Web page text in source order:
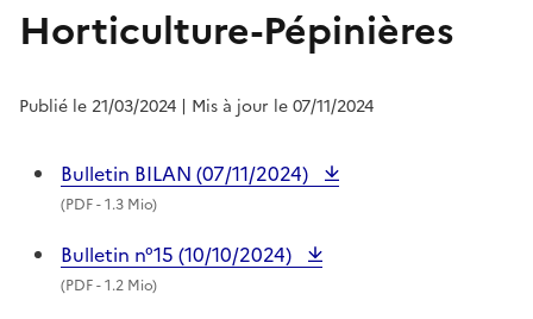
Horticulture-Pépinières
Publié le 21/03/2024 | Mis à jour le 07/11/2024
Bulletin BILAN (07/11/2024)
(PDF- 1.3 Mio)
Bulletin n°15 (10/10/2024)
(PDF- 1.2 Mio)